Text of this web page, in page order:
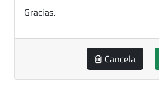
Gracias.
Cancela